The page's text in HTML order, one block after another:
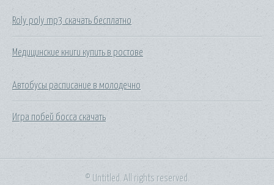
Roly poly mp3 скачать бесплатно
Медицинские книги купить в ростове
Автобусы расписание в молодечно
Игра побей босса скачать
© Untitled. All rights reserved.